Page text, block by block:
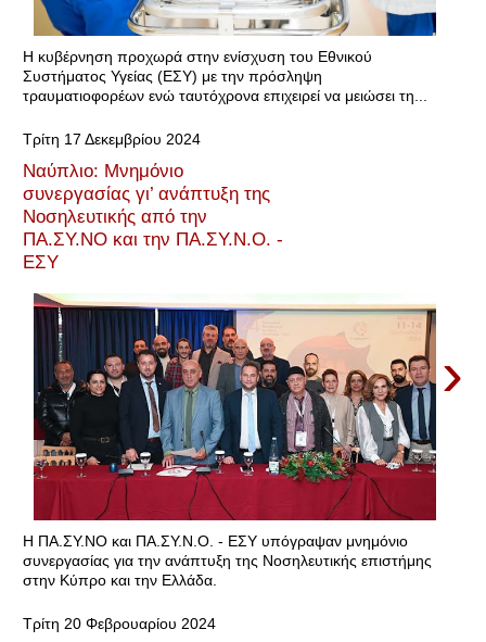
Η κυβέρνηση προχωρά στην ενίσχυση του Εθνικού
Συστήματος Υγείας (ΕΣΥ) με την πρόσληψη
τραυματιοφορέων ενώ ταυτόχρονα επιχειρεί να μειώσει τη...
Τρίτη 17 Δεκεμβρίου 2024
Ναύπλιο: Mνημόνιο
συνεργασίας γι’ ανάπτυξη της
Νοσηλευτικής από την
ΠΑ.ΣΥ.ΝΟ και την ΠΑ.ΣΥ.Ν.Ο. -
ΕΣΥ
›
Η ΠΑ.ΣΥ.ΝΟ και ΠΑ.ΣΥ.Ν.Ο. - ΕΣΥ υπόγραψαν μνημόνιο
συνεργασίας για την ανάπτυξη της Νοσηλευτικής επιστήμης
στην Κύπρο και την Ελλάδα.
Τρίτη 20 Φεβρουαρίου 2024